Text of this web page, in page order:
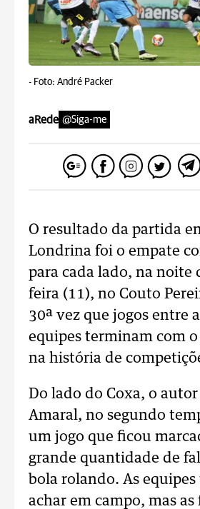
- Foto: André Packer
aRede @Siga-me
O resultado da partida
Londrina foi o empate
para cada lado, na noite
feira (11), no Couto
30ª vez que jogos entre
equipes terminam com
na história de
Do lado do Coxa, o
Amaral, no segundo
um jogo que ficou
grande quantidade de
bola rolando. As
achar em campo, mas as